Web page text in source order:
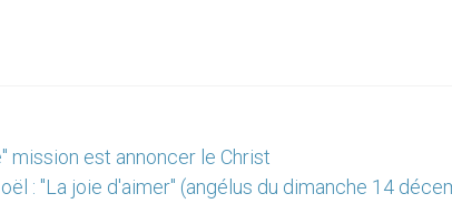
mission est annoncer le Christ
: "La joie d'aimer" (angélus du dimanche 14